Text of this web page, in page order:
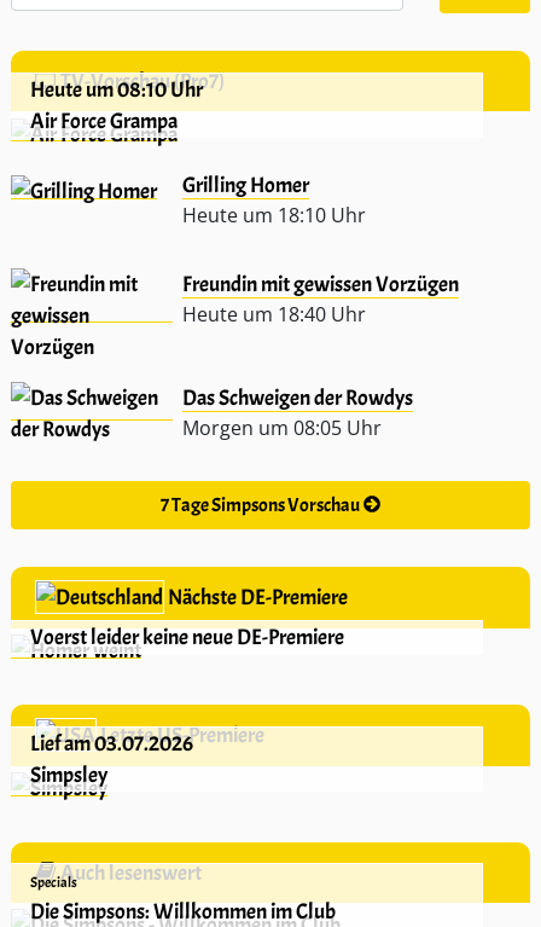
TV-Vorschau (Pro7)
Heute um 08:10 Uhr
Air Force Grampa
Grilling Homer
Heute um 18:10 Uhr
Freundin mit gewissen Vorzügen
Heute um 18:40 Uhr
Das Schweigen der Rowdys
Morgen um 08:05 Uhr
7 Tage Simpsons Vorschau
Nächste DE-Premiere
Voerst leider keine neue DE-Premiere
Letzte US-Premiere
Lief am 03.07.2026
Simpsley
Auch lesenswert
Specials
Die Simpsons: Willkommen im Club